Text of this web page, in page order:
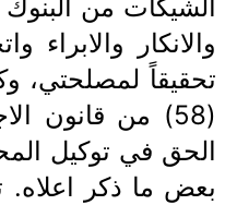
الشيكات من
والانكار والابراء
تحقيقاً لمصلحتي،
(58) من قانون
الحق في توكيل
بعض ما ذكر اعلاه.